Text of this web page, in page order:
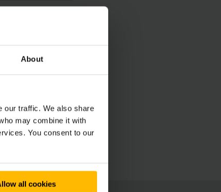
About
our traffic. We also share
may combine it with
You consent to our
all cookies